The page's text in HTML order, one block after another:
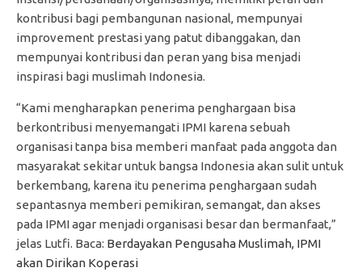
kontribusi bagi pembangunan nasional, mempunyai
improvement prestasi yang patut dibanggakan, dan
mempunyai kontribusi dan peran yang bisa menjadi
inspirasi bagi muslimah Indonesia.
“Kami mengharapkan penerima penghargaan bisa
berkontribusi menyemangati IPMI karena sebuah
organisasi tanpa bisa memberi manfaat pada anggota dan
masyarakat sekitar untuk bangsa Indonesia akan sulit untuk
berkembang, karena itu penerima penghargaan sudah
sepantasnya memberi pemikiran, semangat, dan akses
pada IPMI agar menjadi organisasi besar dan bermanfaat,”
jelas Lutfi. Baca: Berdayakan Pengusaha Muslimah, IPMI
akan Dirikan Koperasi